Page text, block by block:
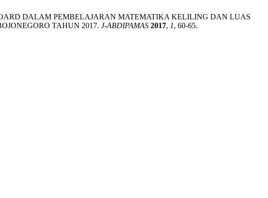
DALAM PEMBELAJARAN MATEMATIKA KELILING DAN LUAS
TAHUN 2017. J-ABDIPAMAS 2017, 1, 60-65.